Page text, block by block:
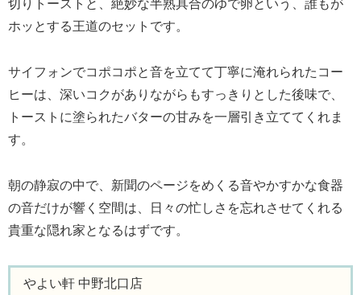
切りトーストと、絶妙な半熟具合のゆで卵という、誰もが
ホッとする王道のセットです。
サイフォンでコポコポと音を立てて丁寧に淹れられたコー
ヒーは、深いコクがありながらもすっきりとした後味で、
トーストに塗られたバターの甘みを一層引き立ててくれま
す。
朝の静寂の中で、新聞のページをめくる音やかすかな食器
の音だけが響く空間は、日々の忙しさを忘れさせてくれる
貴重な隠れ家となるはずです。
やよい軒 中野北口店